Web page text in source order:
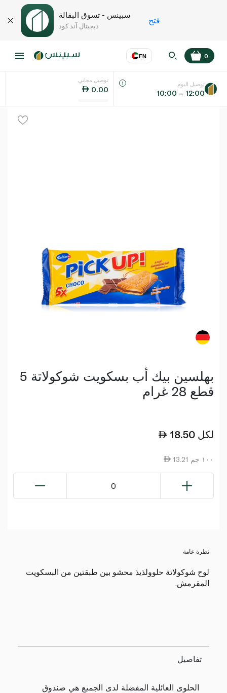
سبينس - تسوق البقالة
ديجيتال آند كود
فتح
EN
اللغة عر
0
توصيل مجاني
0.00
توصيل اليوم
10:00 – 12:00
بهلسين بيك أب بسكويت شوكولاتة 5
قطع 28 غرام
18.50 لكل
13.21 ١٠٠ جم
0
نظرة عامة
لوح شوكولاتة حلوولذيذ محشو بين طبقتين من البسكويت
المقرمش.
تفاصيل
الحلوى العائلية المفضلة لدى الجميع هي صندوق